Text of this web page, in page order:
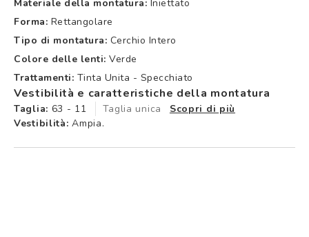
Materiale della montatura: Iniettato
Forma: Rettangolare
Tipo di montatura: Cerchio Intero
Colore delle lenti: Verde
Trattamenti: Tinta Unita - Specchiato
Vestibilità e caratteristiche della montatura
Taglia: 63 - 11 Taglia unica
Scopri di più
Vestibilità: Ampia.